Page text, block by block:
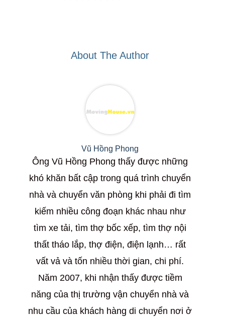
About The Author
Vũ Hồng Phong
Ông Vũ Hồng Phong thấy được những
khó khăn bất cập trong quá trình chuyển
nhà và chuyển văn phòng khi phải đi tìm
kiếm nhiều công đoạn khác nhau như
tìm xe tải, tìm thợ bốc xếp, tìm thợ nội
thất tháo lắp, thợ điện, điện lạnh… rất
vất vả và tốn nhiều thời gian, chi phí.
Năm 2007, khi nhận thấy được tiềm
năng của thị trường vận chuyển nhà và
nhu cầu của khách hàng di chuyển nơi ở